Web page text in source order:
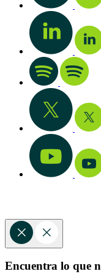
Encuentra lo que